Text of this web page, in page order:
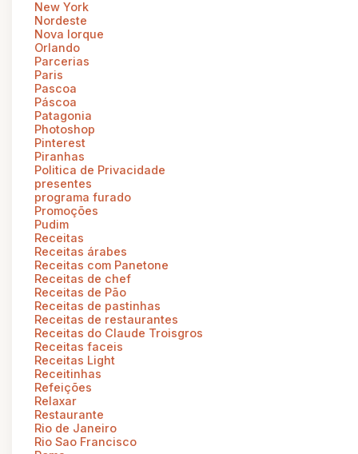
New York
Nordeste
Nova Iorque
Orlando
Parcerias
Paris
Pascoa
Páscoa
Patagonia
Photoshop
Pinterest
Piranhas
Politica de Privacidade
presentes
programa furado
Promoções
Pudim
Receitas
Receitas árabes
Receitas com Panetone
Receitas de chef
Receitas de Pão
Receitas de pastinhas
Receitas de restaurantes
Receitas do Claude Troisgros
Receitas faceis
Receitas Light
Receitinhas
Refeições
Relaxar
Restaurante
Rio de Janeiro
Rio Sao Francisco